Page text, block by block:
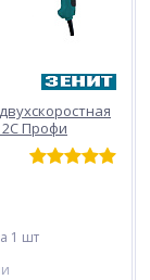
Профи
1 шт